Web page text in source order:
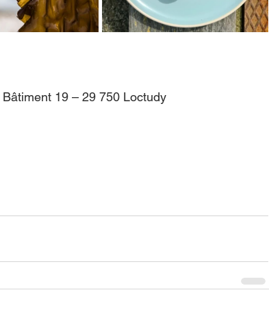
19 – 29 750 Loctudy